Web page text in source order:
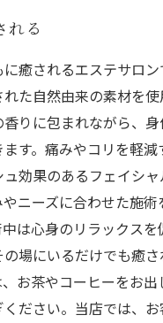
れる
癒されるエステサロン
た自然由来の素材を使
りに包まれながら、身
す。痛みやコリを軽減
効果のあるフェイシ
ニーズに合わせた施
は心身のリラックスを
場にいるだけでも癒
お茶やコーヒーをお出
ださい。当店では、